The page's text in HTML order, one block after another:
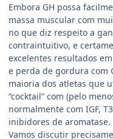
Embora GH possa
massa muscular com
no que diz respeito a
contraintuitivo, e
excelentes resultados
e perda de gordura com
maioria dos atletas que
“cocktail” com (pelo
normalmente com IGF,
inibidores de aromatase.
Vamos discutir